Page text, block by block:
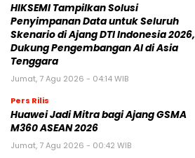
HIKSEMI Tampilkan Solusi
Penyimpanan Data untuk Seluruh
Skenario di Ajang DTI Indonesia 2026,
Dukung Pengembangan AI di Asia
Tenggara
Jumat, 7 Agu 2026 - 04:14 WIB
Pers Rilis
Huawei Jadi Mitra bagi Ajang GSMA
M360 ASEAN 2026
Jumat, 7 Agu 2026 - 00:42 WIB